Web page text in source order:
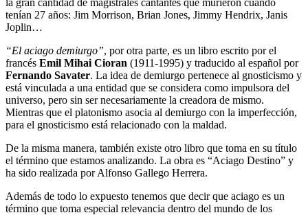
tenían 27 años: Jim Morrison, Brian Jones, Jimmy Hendrix, Janis
Joplin…
“El aciago demiurgo”, por otra parte, es un libro escrito por el
francés Emil Mihai Cioran (1911-1995) y traducido al español por
Fernando Savater. La idea de demiurgo pertenece al gnosticismo y
está vinculada a una entidad que se considera como impulsora del
universo, pero sin ser necesariamente la creadora de mismo.
Mientras que el platonismo asocia al demiurgo con la imperfección,
para el gnosticismo está relacionado con la maldad.
De la misma manera, también existe otro libro que toma en su título
el término que estamos analizando. La obra es “Aciago Destino” y
ha sido realizada por Alfonso Gallego Herrera.
Además de todo lo expuesto tenemos que decir que aciago es un
término que toma especial relevancia dentro del mundo de los